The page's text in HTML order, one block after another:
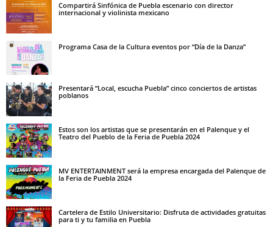
Compartirá Sinfónica de Puebla escenario con director
internacional y violinista mexicano
Programa Casa de la Cultura eventos por “Día de la Danza”
Presentará “Local, escucha Puebla” cinco conciertos de artistas
poblanos
Estos son los artistas que se presentarán en el Palenque y el
Teatro del Pueblo de la Feria de Puebla 2024
MV ENTERTAINMENT será la empresa encargada del Palenque de
la Feria de Puebla 2024
Cartelera de Estilo Universitario: Disfruta de actividades gratuitas
para ti y tu familia en Puebla